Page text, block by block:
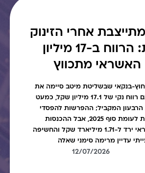
אחרי הזינוק
בהפרשות: הרווח ב-17 מיליון
האשראי מתכווץ
בנקאי שבשליטת מיטב סיימה את
הרבעון הראשון עם רווח נקי של 17.1 מיליון שקל, כמעט
הרבעון המקביל; ההפרשות להפסדי
אשראי ירדו בחדות לעומת סוף 2025, אבל ההכנסות
נשחקו, תיק האשראי ירד ל-1.71 מיליארד שקל והחשיפה
עדיין מרימה סימני שאלה
12/07/2026